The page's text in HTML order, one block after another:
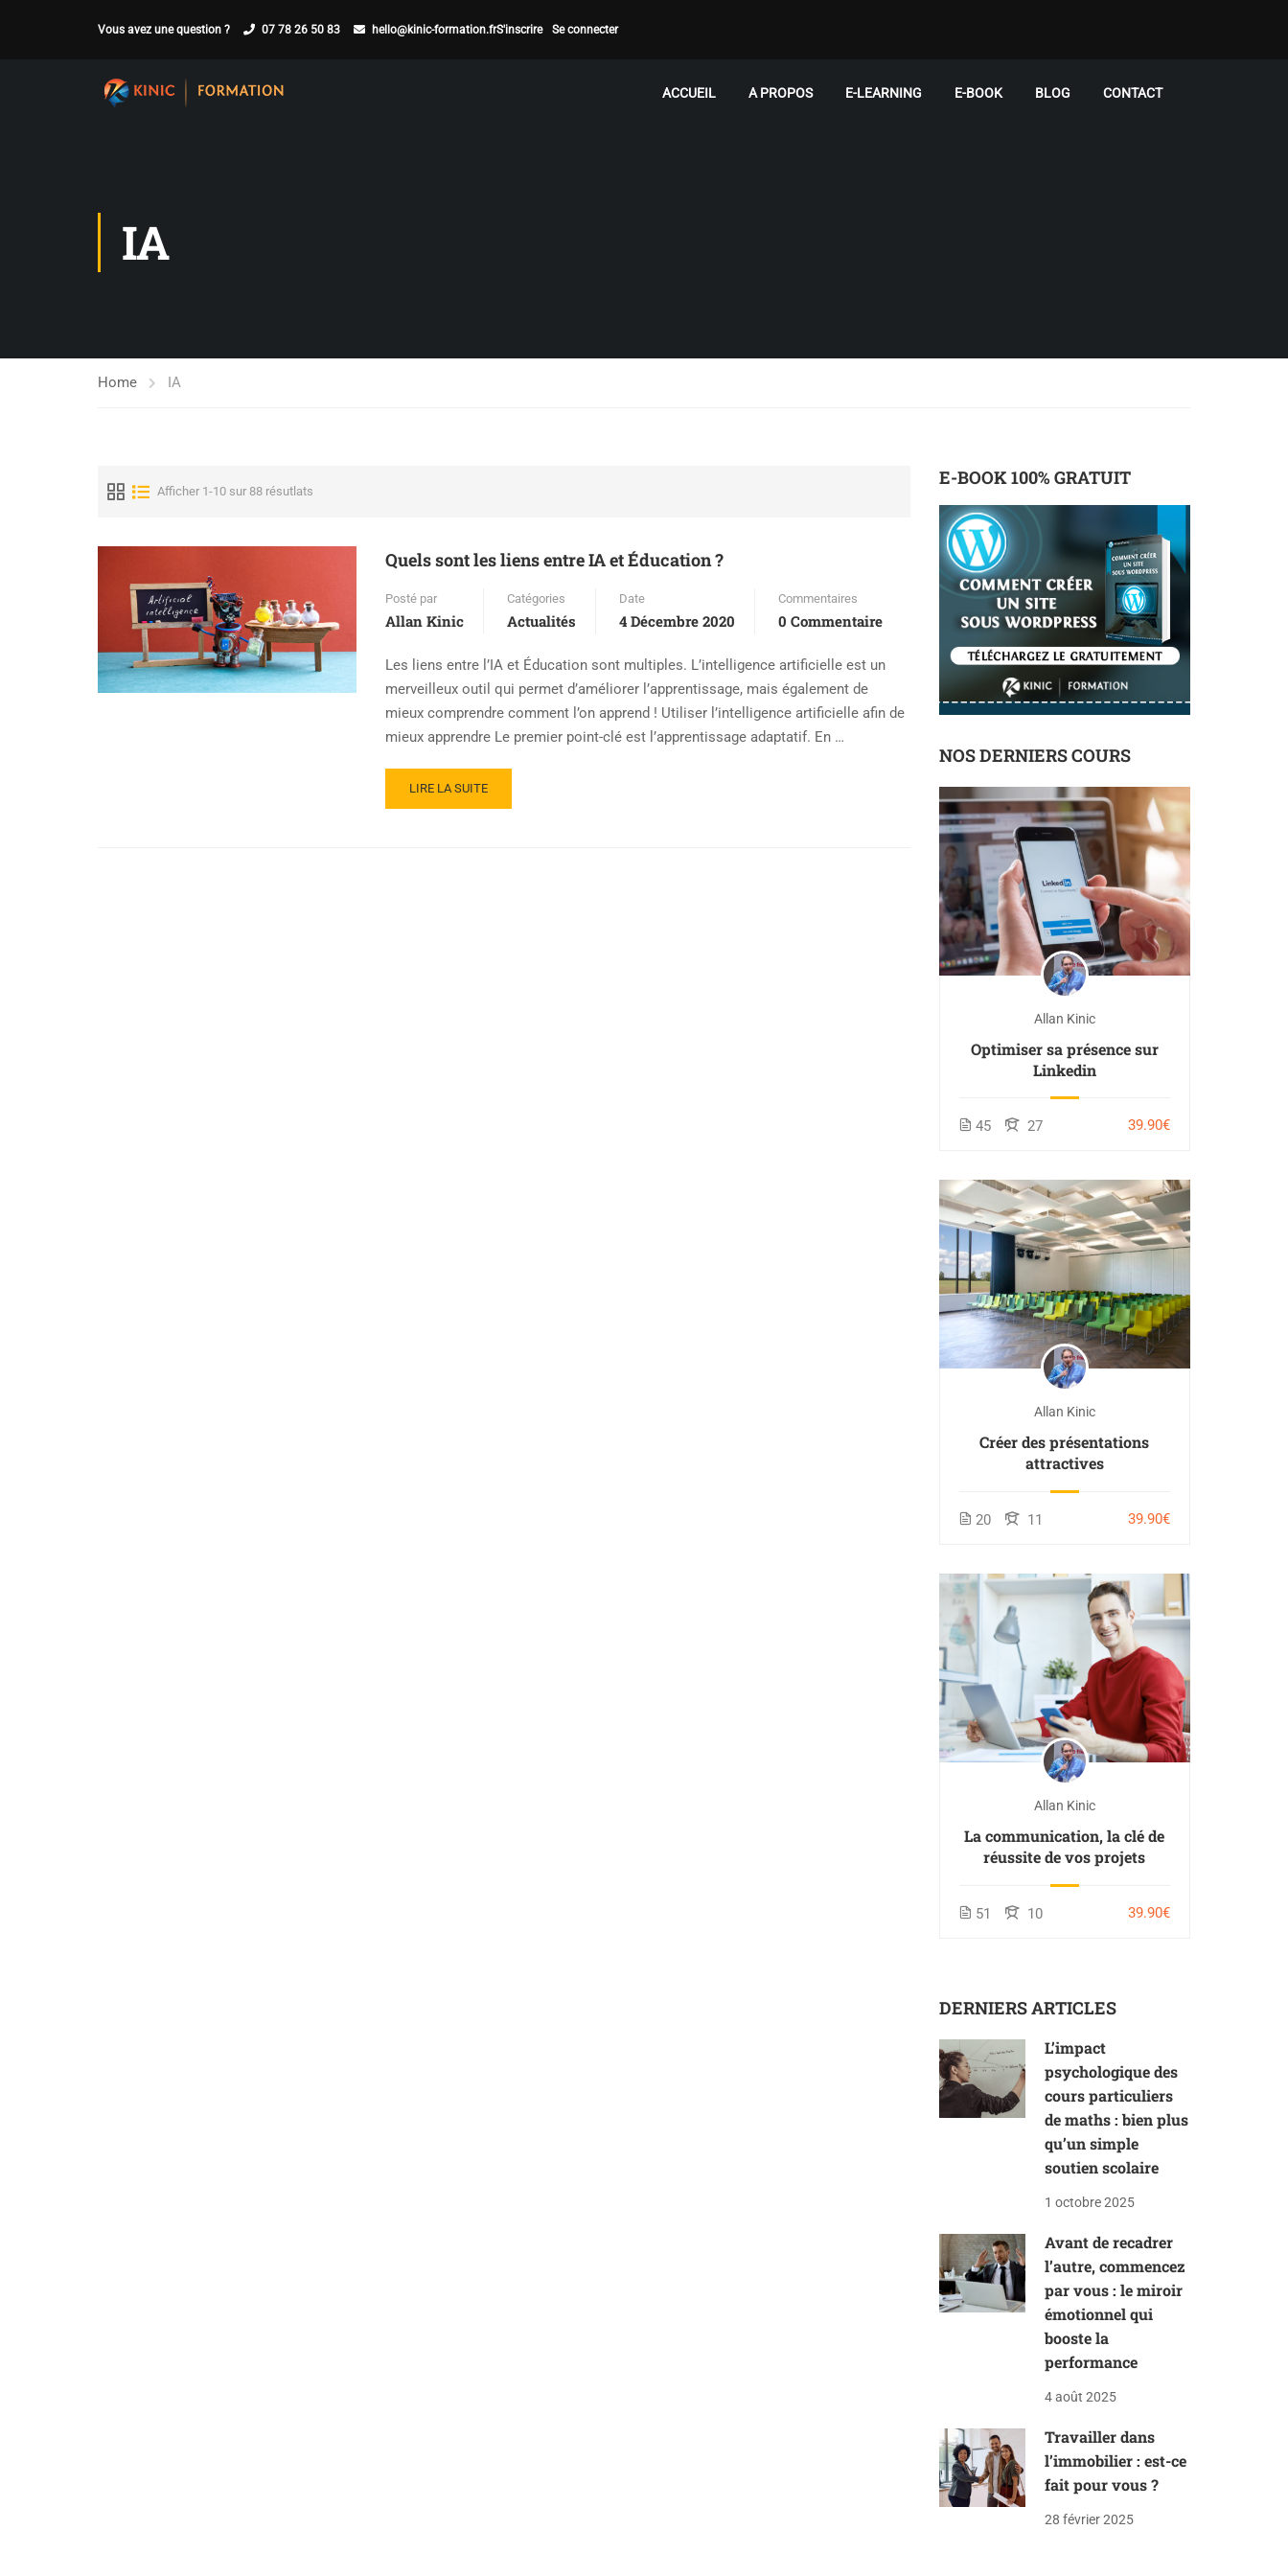
Vous avez une question ? 07 78 26 50 83 hello@kinic-formation.frS'inscrire Se connecter
ACCUEIL A PROPOS E-LEARNING E-BOOK BLOG CONTACT
IA
Home IA
Afficher 1-10 sur 88 résutlats
Quels sont les liens entre IA et Éducation ?
Posté par
Allan Kinic
Catégories
Actualités
Date
4 Décembre 2020
Commentaires
0 Commentaire
Les liens entre l’IA et Éducation sont multiples. L’intelligence artificielle est un
merveilleux outil qui permet d’améliorer l’apprentissage, mais également de
mieux comprendre comment l’on apprend ! Utiliser l’intelligence artificielle afin de
mieux apprendre Le premier point-clé est l’apprentissage adaptatif. En …
LIRE LA SUITE
E-BOOK 100% GRATUIT
NOS DERNIERS COURS
Allan Kinic
Optimiser sa présence sur
Linkedin
45 27 39.90€
Allan Kinic
Créer des présentations
attractives
20 11 39.90€
Allan Kinic
La communication, la clé de
réussite de vos projets
51 10 39.90€
DERNIERS ARTICLES
L’impact
psychologique des
cours particuliers
de maths : bien plus
qu’un simple
soutien scolaire
1 octobre 2025
Avant de recadrer
l’autre, commencez
par vous : le miroir
émotionnel qui
booste la
performance
4 août 2025
Travailler dans
l’immobilier : est-ce
fait pour vous ?
28 février 2025